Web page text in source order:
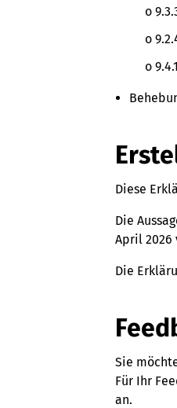
o
o
o
Diese
Die
April 2026
Die
Sie
Für Ihr
an.